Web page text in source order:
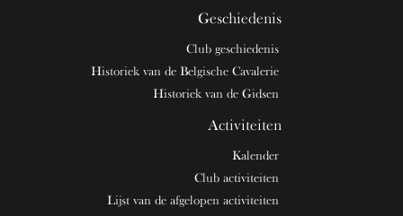
Geschiedenis
Club geschiedenis
Historiek van de Belgische Cavalerie
Historiek van de Gidsen
Activiteiten
Kalender
Club activiteiten
Lijst van de afgelopen activiteiten